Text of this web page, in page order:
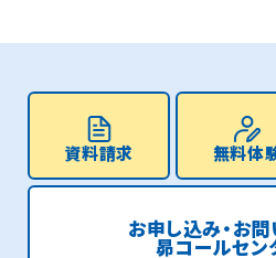
資料請求 無料体
お申し込み・お
昴コールセン